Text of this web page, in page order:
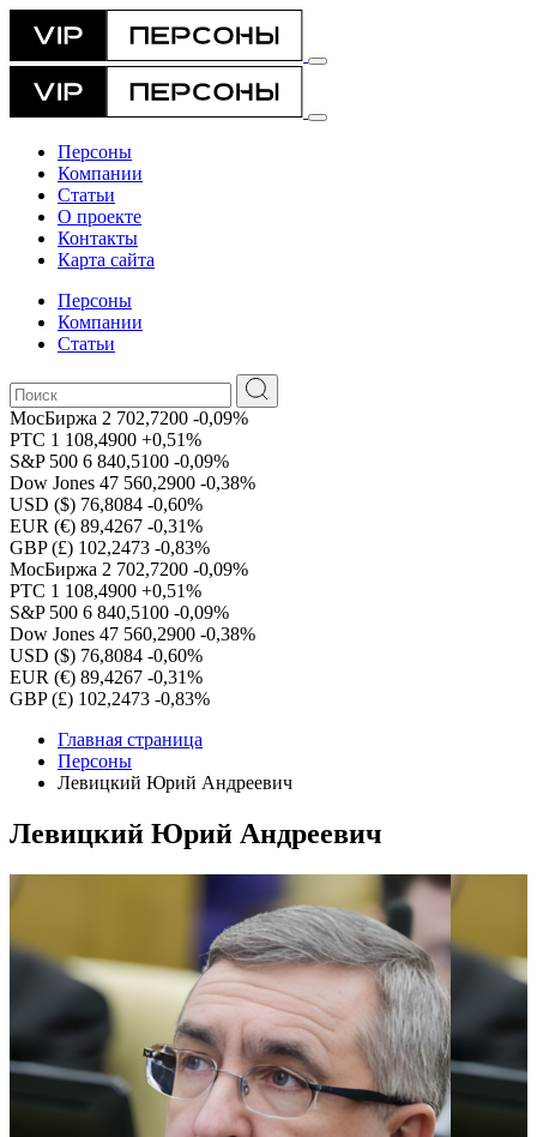
Персоны
Компании
Статьи
О проекте
Контакты
Карта сайта
Персоны
Компании
Статьи
МосБиржа 2 702,7200 -0,09%
РТС 1 108,4900 +0,51%
S&P 500 6 840,5100 -0,09%
Dow Jones 47 560,2900 -0,38%
USD ($) 76,8084 -0,60%
EUR (€) 89,4267 -0,31%
GBP (£) 102,2473 -0,83%
МосБиржа 2 702,7200 -0,09%
РТС 1 108,4900 +0,51%
S&P 500 6 840,5100 -0,09%
Dow Jones 47 560,2900 -0,38%
USD ($) 76,8084 -0,60%
EUR (€) 89,4267 -0,31%
GBP (£) 102,2473 -0,83%
Главная страница
Персоны
Левицкий Юрий Андреевич
Левицкий Юрий Андреевич